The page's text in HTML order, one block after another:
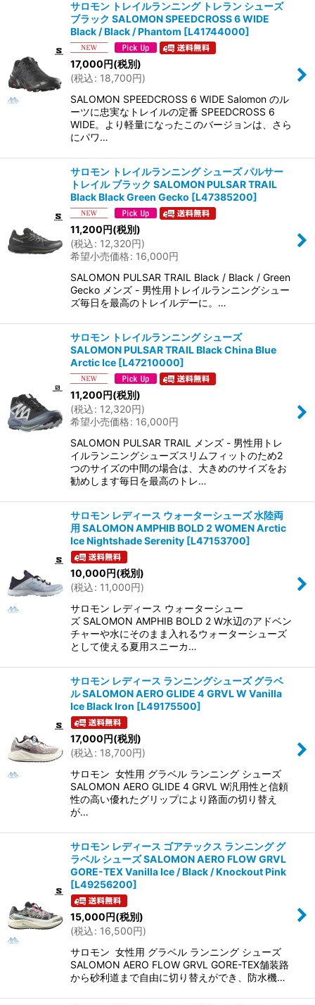
サロモン トレイルランニング トレラン シューズ
ブラック SALOMON SPEEDCROSS 6 WIDE
Black / Black / Phantom [L41744000]
17,000円(税別)
(税込: 18,700円)
SALOMON SPEEDCROSS 6 WIDE Salomon のル
ーツに忠実なトレイルの定番 SPEEDCROSS 6
WIDE。より軽量になったこのバージョンは、さら
にパワ…
サロモン トレイルランニング シューズ パルサー
トレイル ブラック SALOMON PULSAR TRAIL
Black Black Green Gecko [L47385200]
11,200円(税別)
(税込: 12,320円)
希望小売価格: 16,000円
SALOMON PULSAR TRAIL Black / Black / Green
Gecko メンズ - 男性用トレイルランニングシュー
ズ毎日を最高のトレイルデーに。…
サロモン トレイルランニング シューズ
SALOMON PULSAR TRAIL Black China Blue
Arctic Ice [L47210000]
11,200円(税別)
(税込: 12,320円)
希望小売価格: 16,000円
SALOMON PULSAR TRAIL メンズ - 男性用トレ
イルランニングシューズスリムフィットのため2
つのサイズの中間の場合は、大きめのサイズをお
勧めします毎日を最高のトレ…
サロモン レディース ウォーターシューズ 水陸両
用 SALOMON AMPHIB BOLD 2 WOMEN Arctic
Ice Nightshade Serenity [L47153700]
10,000円(税別)
(税込: 11,000円)
サロモン レディース ウォーターシュー
ズ SALOMON AMPHIB BOLD 2 W水辺のアドベン
チャーや水にそのまま入れるウォーターシューズ
として使える夏用スニーカ…
サロモン レディース ランニングシューズ グラベ
ル SALOMON AERO GLIDE 4 GRVL W Vanilla
Ice Black Iron [L49175500]
17,000円(税別)
(税込: 18,700円)
サロモン 女性用 グラベル ランニング シューズ
SALOMON AERO GLIDE 4 GRVL W汎用性と信頼
性の高い優れたグリップにより路面の切り替え
が…
サロモン レディース ゴアテックス ランニング グ
ラベル シューズ SALOMON AERO FLOW GRVL
GORE-TEX Vanilla Ice / Black / Knockout Pink
[L49256200]
15,000円(税別)
(税込: 16,500円)
サロモン 女性用 グラベル ランニング シューズ
SALOMON AERO FLOW GRVL GORE-TEX舗装路
から砂利道まで自由に切り替えができ、防水機…